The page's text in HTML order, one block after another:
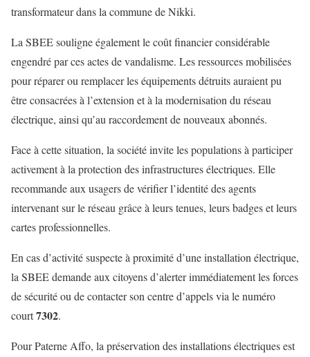
transformateur dans la commune de Nikki.
La SBEE souligne également le coût financier considérable
engendré par ces actes de vandalisme. Les ressources mobilisées
pour réparer ou remplacer les équipements détruits auraient pu
être consacrées à l’extension et à la modernisation du réseau
électrique, ainsi qu’au raccordement de nouveaux abonnés.
Face à cette situation, la société invite les populations à participer
activement à la protection des infrastructures électriques. Elle
recommande aux usagers de vérifier l’identité des agents
intervenant sur le réseau grâce à leurs tenues, leurs badges et leurs
cartes professionnelles.
En cas d’activité suspecte à proximité d’une installation électrique,
la SBEE demande aux citoyens d’alerter immédiatement les forces
de sécurité ou de contacter son centre d’appels via le numéro
court7302.
Pour Paterne Affo, la préservation des installations électriques est